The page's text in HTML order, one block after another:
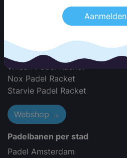
Aanmelden
Black Crown Padel Racket
Bullpadel Padel Racket
Dutch Padel Racket
Head Padel Racket
Wilson Padel Racket
Nox Padel Racket
Starvie Padel Racket
Webshop →
Padelbanen per stad
Padel Amsterdam